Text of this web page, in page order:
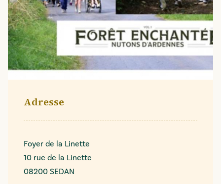
Adresse
Foyer de la Linette
10 rue de la Linette
08200 SEDAN